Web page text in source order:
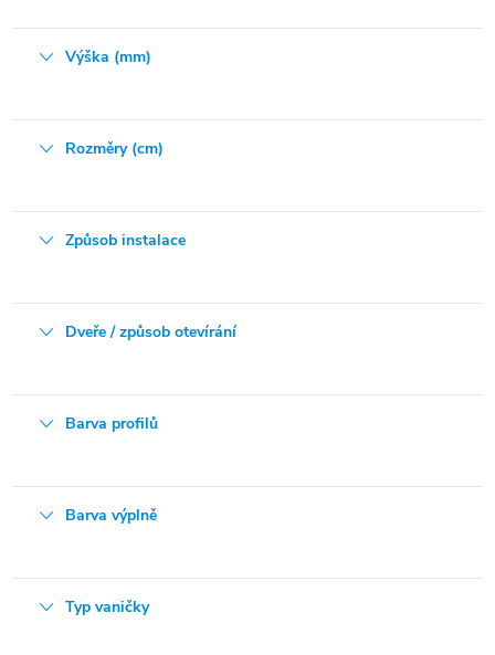
Výška (mm)
Rozměry (cm)
Způsob instalace
Dveře / způsob otevírání
Barva profilů
Barva výplně
Typ vaničky